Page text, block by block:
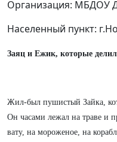
Организация: МБДОУ
Населенный пункт:
Заяц и Ежик, которые
Жил-был пушистый Зайка,
Он часами лежал на траве и
вату, на мороженое, на